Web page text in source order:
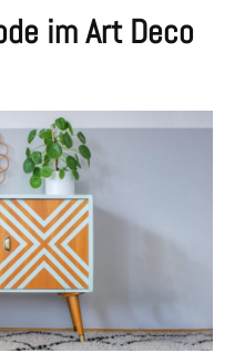
im Art Deco